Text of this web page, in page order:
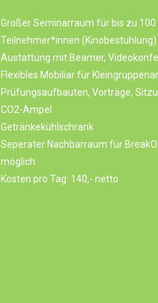
Großer Seminarraum für bis zu 100
Teilnehmer*innen (Kinobestuhlung)
Austattung mit Beamer,
Flexibles Mobiliar für
Prüfungsaufbauten, Vorträge,
CO2-Ampel
Getränkekühlschrank
Seperater Nachbarraum für
möglich
Kosten pro Tag: 140,- netto